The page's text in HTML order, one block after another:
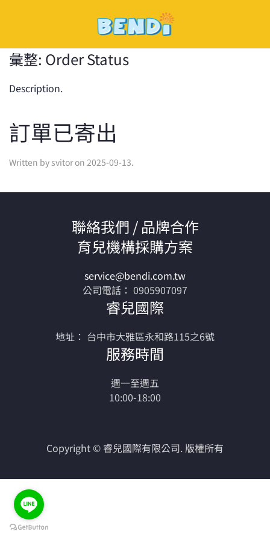
to
main
彙整: Order Status
Description.
訂單已寄出
Written by svitoron 2025-09-13.
聯絡我們 / 品牌合作
育兒機構採購方案
service@bendi.com.tw
公司電話： 0905907097
睿兒國際
地址： 台中市大雅區永和路115之6號
服務時間
週一至週五
10:00-18:00
Copyright © 睿兒國際有限公司. 版權所有